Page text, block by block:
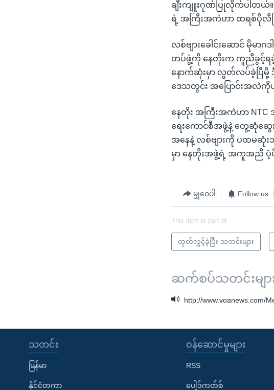
ချီးကျူးဂုဏ်ပြုလိုက်ပါတယ်
ရဲ့ အကြီးအကဲဟာ ထရစ်ပိုလီမြို့
လစ်ဗျားခေါင်းဆောင် မို
တပ်ဖွဲ့ကို နေတိုးက ကူညီခွင့်ရ
နောက်ဆုံးမှာ လွတ်လပ်ခဲ့ပြီမို့
ဒေသတွင်း အပြောင်းအလဲကို
နေတိုး အကြီးအကဲဟာ NTC အ
ရေးကောင်စီအဖွဲ့နဲ့ တွေ့ဆုံဆွေ
အနေနဲ့ လစ်ဗျားကို ပထမဆုံး
မှာ နေတိုးအဖွဲ့ရဲ့ အကူအညီ ပံ့ပို
မျှဝေပါ Follow us
This item is part of
ထုတ်လွှင့်ခဲ့ပြီး သတင်းများ
ဆက်စပ်သတင်းမျာ
http://www.voanews.com/
သတင်း
မြန်မာ
နိုင်ငံတကာ
၀န်ဆောင်မှုများ
RSS
ပေါ့ဒ်ကတ်စ်